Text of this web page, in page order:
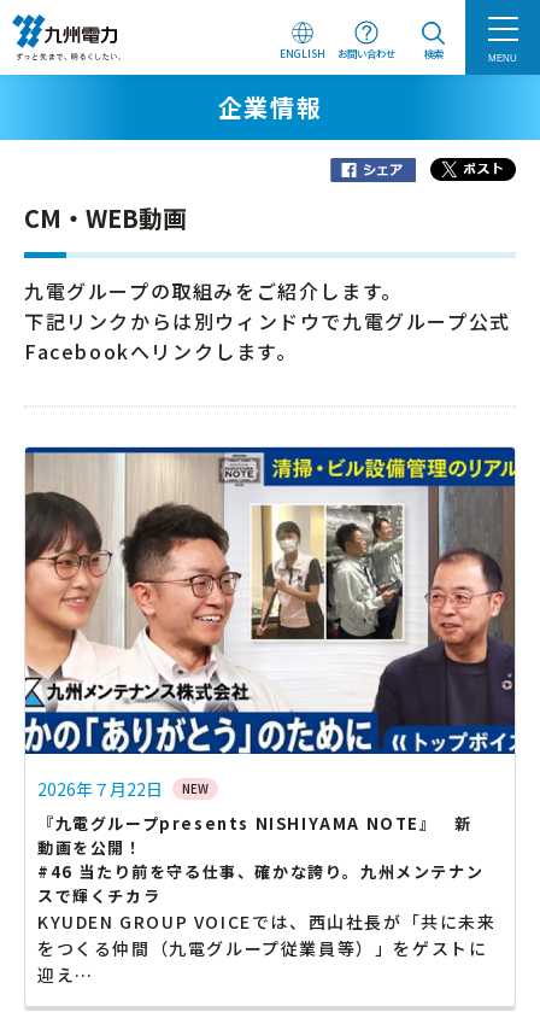
ENGLISH お問い合わせ 検索 MENU
企業情報
CM・WEB動画
九電グループの取組みをご紹介します。
下記リンクからは別ウィンドウで九電グループ公式
Facebookへリンクします。
2026年７月22日 NEW
『九電グループpresents NISHIYAMA NOTE』 新
動画を公開！
#46 当たり前を守る仕事、確かな誇り。九州メンテナン
スで輝くチカラ
KYUDEN GROUP VOICEでは、西山社長が「共に未来
をつくる仲間（九電グループ従業員等）」をゲストに
迎え…